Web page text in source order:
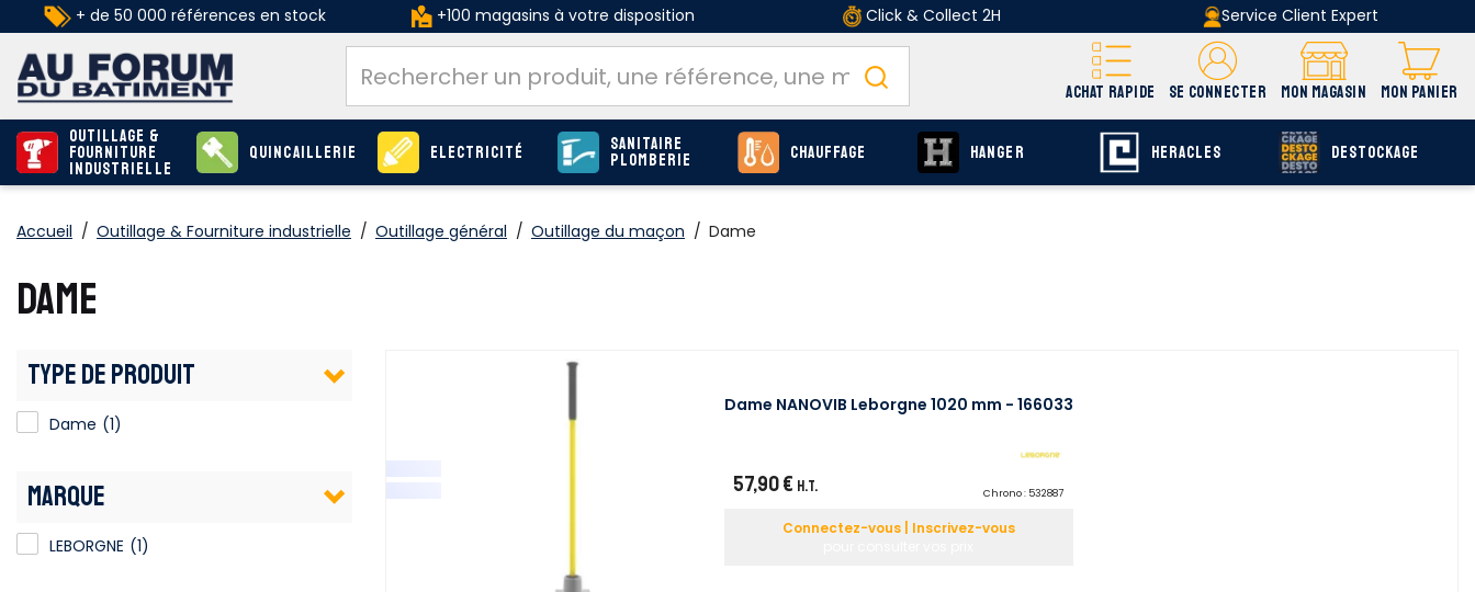
+ de 50 000 références en stock +100 magasins à votre disposition Click & Collect 2H Service Client Expert
ACHAT RAPIDE SE CONNECTER MON MAGASIN MON PANIER
Outillage &
Fourniture
industrielle
Quincaillerie Electricité Sanitaire
Plomberie Chauffage HANGER HERACLES DESTOCKAGE
Accueil / Outillage & Fourniture industrielle / Outillage général / Outillage du maçon / Dame
DAME
TYPE DE PRODUIT
Dame (1)
MARQUE
LEBORGNE (1)
Dame NANOVIB Leborgne 1020 mm - 166033
57,90 € H.T. Chrono : 532887
Connectez-vous | Inscrivez-vous